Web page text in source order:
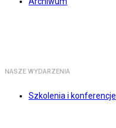
NASZE WYDARZENIA
Szkolenia i konferencje